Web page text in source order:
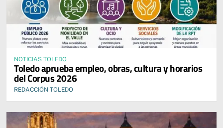
NOTICIAS TOLEDO
Toledo aprueba empleo, obras, cultura y horarios
del Corpus 2026
REDACCIÓN TOLEDO